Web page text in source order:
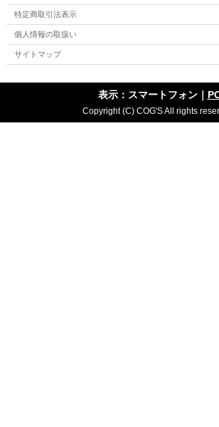
特定商取引法表示
個人情報の取扱い
サイトマップ
表示：スマートフォン｜
Copyright (C) COG'S All rights